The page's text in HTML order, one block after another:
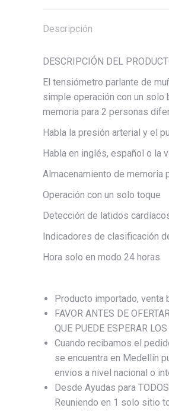
Descripción
DESCRIPCIÓN DEL
El tensiómetro parlante de
simple operación con un solo
memoria para 2 personas
Habla la presión arterial y el
Habla en inglés, español o la
Almacenamiento de memoria
Operación con un solo toque
Detección de latidos
Indicadores de clasificación
Hora solo en modo 24 horas
Producto importado, venta
FAVOR ANTES DE
QUE PUEDE ESPERAR
Cuando recibamos el
se encuentra en Medellín
envios a nivel nacional o
Desde Ayudas para
Reuniendo en 1 solo sitio